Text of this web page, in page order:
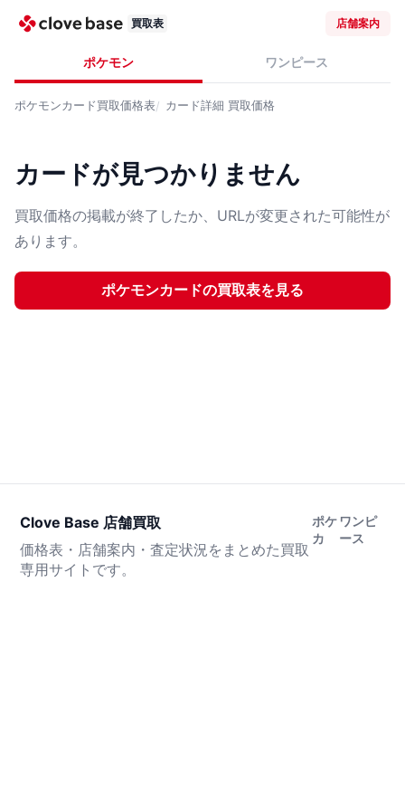
買取表 店舗案内
ポケモン ワンピース
ポケモンカード買取価格表 カード詳細 買取価格
カードが見つかりません
買取価格の掲載が終了したか、URLが変更された可能性が
あります。
ポケモンカードの買取表を見る
Clove Base 店舗買取
価格表・店舗案内・査定状況をまとめた買取
専用サイトです。
ポケ
カ
ワンピ
ース